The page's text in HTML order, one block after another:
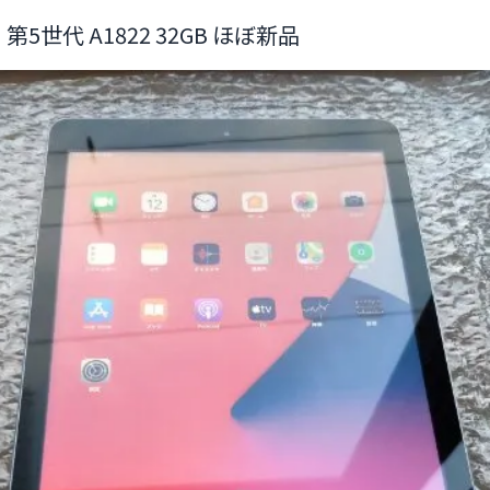
5世代 A1822 32GB ほぼ新品